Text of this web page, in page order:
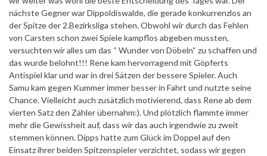
nächste Gegner war Dippoldiswalde, die gerade konkurrenzlos an
der Spitze der 2.Bezirksliga stehen. Obwohl wir durch das Fehlen
von Carsten schon zwei Spiele kampflos abgeben mussten,
versuchten wir alles um das “ Wunder von Döbeln“ zu schaffen und
das wurde belohnt!!! Rene kam hervorragend mit Göpferts
Antispiel klar und war in drei Sätzen der bessere Spieler. Auch
Samu kam gegen Kummer immer besser in Fahrt und nutzte seine
Chance. Vielleicht auch zusätzlich motivierend, dass Rene ab dem
vierten Satz den Zähler übernahm:). Und plötzlich flammte immer
mehr die Gewissheit auf, dass wir das auch irgendwie zu zweit
stemmen können. Dipps hatte zum Glück im Doppel auf den
Einsatz ihrer beiden Spitzenspieler verzichtet, sodass wir gegen